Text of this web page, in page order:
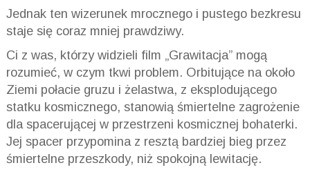
Jednak ten wizerunek mrocznego i pustego bezkresu
staje się coraz mniej prawdziwy.
Ci z was, którzy widzieli film „Grawitacja” mogą
rozumieć, w czym tkwi problem. Orbitujące na około
Ziemi połacie gruzu i żelastwa, z eksplodującego
statku kosmicznego, stanowią śmiertelne zagrożenie
dla spacerującej w przestrzeni kosmicznej bohaterki.
Jej spacer przypomina z resztą bardziej bieg przez
śmiertelne przeszkody, niż spokojną lewitację.